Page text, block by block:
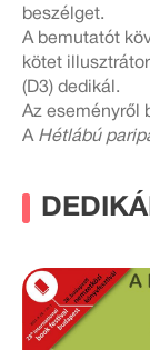
beszélget.
A bemutatót
kötet
(D3) dedikál.
Az eseményről
A Hétlábú